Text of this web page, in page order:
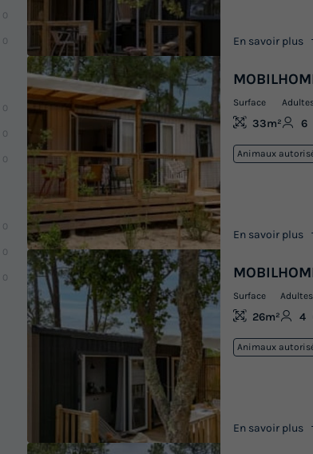
0
0
0
0
0
0
0
0
En savoir plus
Surface
33m² 6
Animaux
En savoir plus
Surface
26m²
Adultes
4
Animaux
En savoir plus